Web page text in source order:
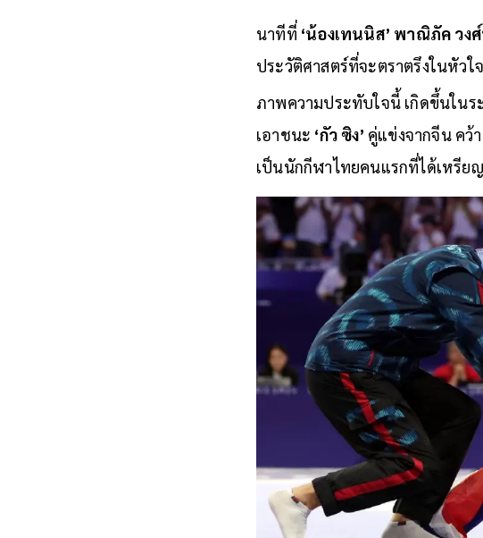
นาทีที่ ‘น้องเทนนิส’ พาณิภัค ว
ประวัติศาสตร์ที่จะตราตรึงในหัว
ภาพความประทับใจนี้ เกิดขึ้นในร
เอาชนะ ‘กัว ซิง’ คู่แข่งจากจีน คว้
เป็นนักกีฬาไทยคนแรกที่ได้เหรีย